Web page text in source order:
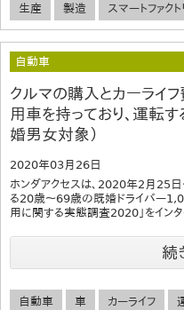
生産 製造 スマートファク
自動車
クルマの購入とカーライ
用車を持っており、運転
婚男女対象）
2020年03月26日
ホンダアクセスは、2020年2月25
る20歳～69歳の既婚ドライバー
用に関する実態調査2020」をインタ
続
自動車 車 カーライフ